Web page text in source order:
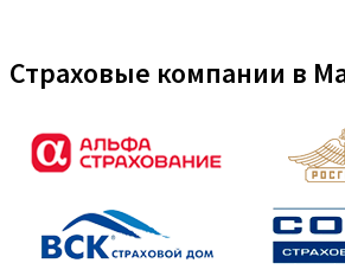
Страховые компании в